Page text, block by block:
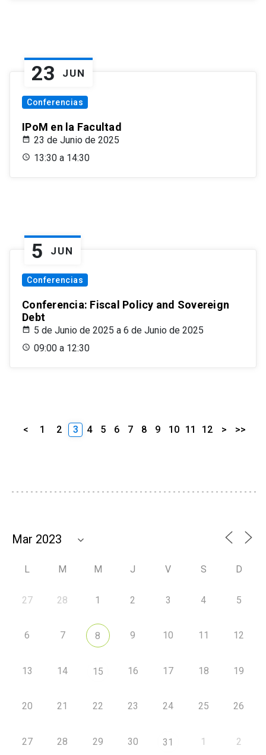
23 JUN
Conferencias
IPoM en la Facultad
23 de Junio de 2025
13:30 a 14:30
5 JUN
Conferencias
Conferencia: Fiscal Policy and Sovereign
Debt
5 de Junio de 2025 a 6 de Junio de 2025
09:00 a 12:30
< 1 2 3 4 5 6 7 8 9 10 11 12 > >>
L M M J V S D
27 28 1 2 3 4 5
6 7 8 9 10 11 12
13 14 15 16 17 18 19
20 21 22 23 24 25 26
27 28 29 30 31 1 2